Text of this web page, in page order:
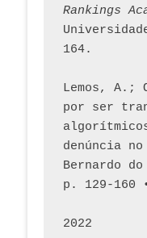
Rankings
164.
Lemos, A.;
por ser
denúncia
Bernardo
p. 129-160
2022